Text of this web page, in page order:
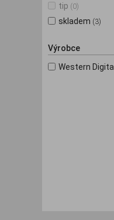
tip (0)
skladem (3)
Výrobce
Western Digital